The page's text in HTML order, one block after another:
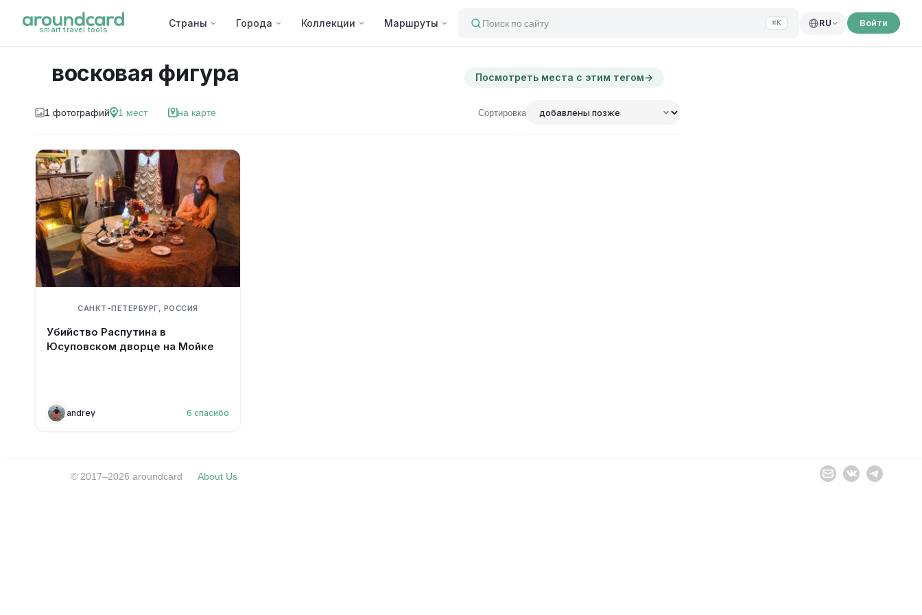
smart travel tools
Страны Города Коллекции Маршруты Поиск по сайту ⌘K RU Войти
восковая фигура Посмотреть места с этим тегом→
1 фотографий 1 мест на карте Сортировка
САНКТ-ПЕТЕРБУРГ, РОССИЯ
Убийство Распутина в
Юсуповском дворце на Мойке
andrey 6 спасибо
© 2017–2026 aroundcard About Us